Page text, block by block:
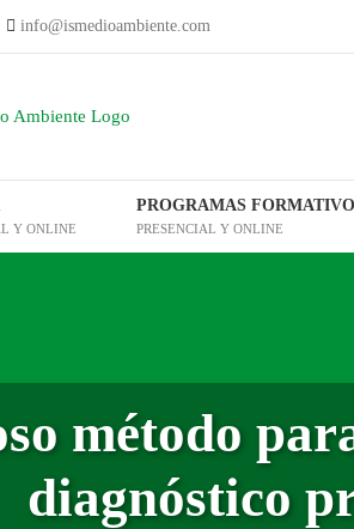
info@ismedioambiente.com
Y ONLINE
PROGRAMAS
PRESENCIAL Y ONLINE
método
diagnóstico